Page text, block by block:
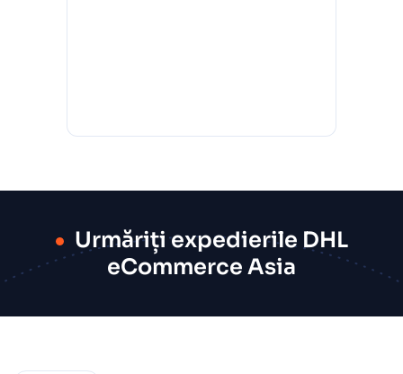
Urmăriți expedierile DHL
eCommerce Asia